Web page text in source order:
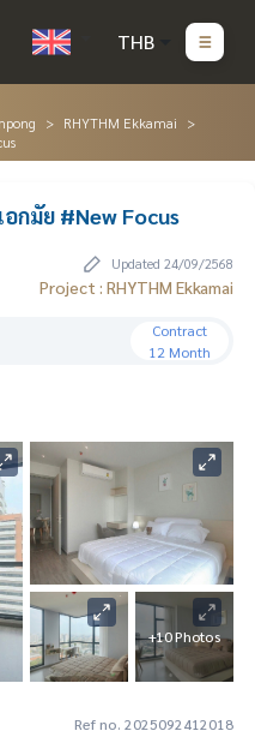
THB
RHYTHM Ekkamai
อกมัย #New Focus
Updated 24/09/2568
Project : RHYTHM Ekkamai
Contract
12 Month
+10 Photos
Ref no. 2025092412018